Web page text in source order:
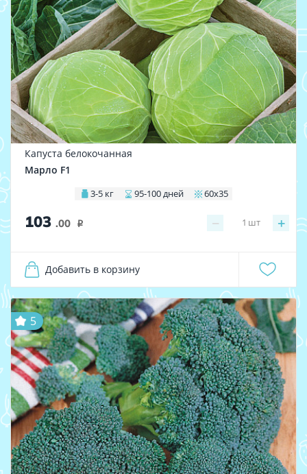
Капуста белокочанная
Марло F1
3-5 кг 95-100 дней 60х35
103 .00 i − +
1 шт
Добавить в корзину
5